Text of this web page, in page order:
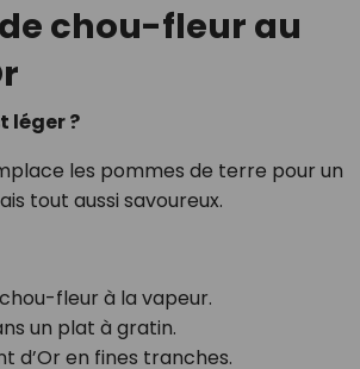
chou-fleur au
léger ?
les pommes de terre pour un
tout aussi savoureux.
fleur à la vapeur.
un plat à gratin.
d’Or en fines tranches.